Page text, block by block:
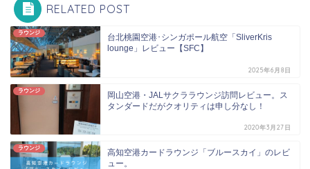
RELATED POST
ラウンジ
台北桃園空港･シンガポール航空「SliverKris
lounge」レビュー【SFC】
2025年6月8日
ラウンジ
岡山空港・JALサクララウンジ訪問レビュー。ス
タンダードだがクオリティは申し分なし！
2020年3月27日
ラウンジ
高知空港カードラウンジ「ブルースカイ」のレビ
ュー。